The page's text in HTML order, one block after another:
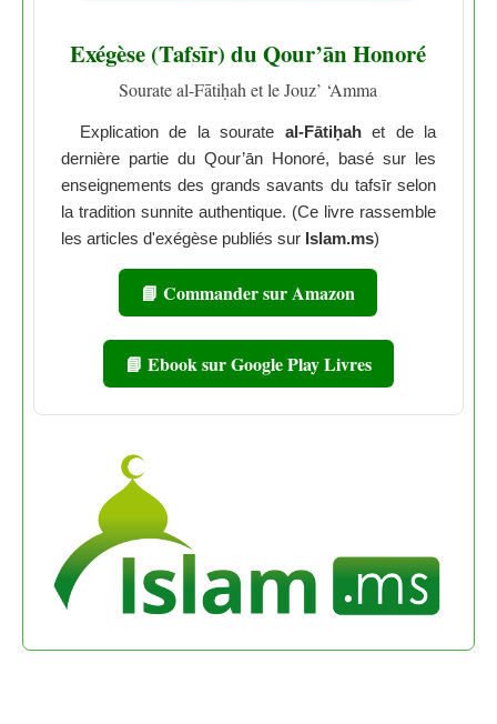
Exégèse (Tafsīr) du Qour’ān Honoré
Sourate al-Fātiḥah et le Jouz’ ‘Amma
Explication de la sourate al-Fātiḥahet de la
dernière partie du Qour’ān Honoré, basé sur les
enseignements des grands savants du tafsīr selon
la tradition sunnite authentique. (Ce livre rassemble
les articles d'exégèse publiés sur Islam.ms)
📘 Commander sur Amazon
📘 Ebook sur Google Play Livres